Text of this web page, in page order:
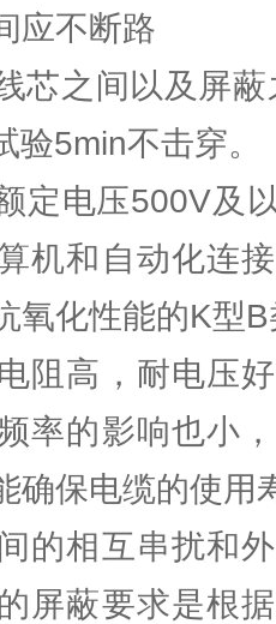
间应不断路
芯之间以及屏
5min不击穿。
定电压500V及
机和自动化连
氧化性能的K型
阻高，耐电压
率的影响也小
确保电缆的使用
的相互串扰和
屏蔽要求是根